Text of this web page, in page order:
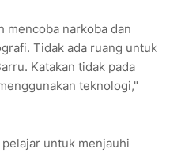
mencoba narkoba dan
Tidak ada ruang untuk
Katakan tidak pada
teknologi,"
untuk menjauhi